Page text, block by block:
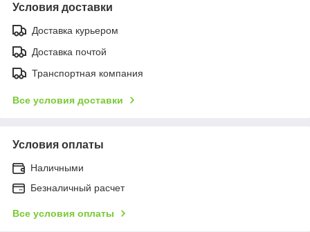
Условия доставки
Доставка курьером
Доставка почтой
Транспортная компания
Все условия доставки
Условия оплаты
Наличными
Безналичный расчет
Все условия оплаты